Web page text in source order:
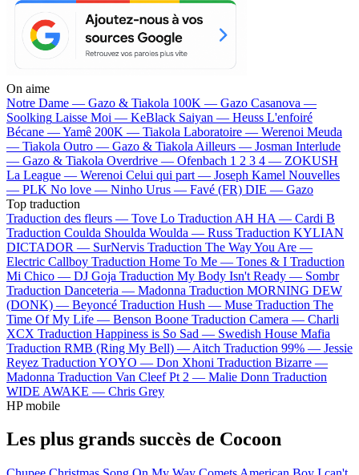
On aime
Notre Dame — Gazo & Tiakola 100K — Gazo Casanova —
Soolking Laisse Moi — KeBlack Saiyan — Heuss L'enfoiré
Bécane —Yamê 200K — Tiakola Laboratoire — Werenoi Meuda
— Tiakola Outro — Gazo & Tiakola Ailleurs — Josman Interlude
— Gazo & Tiakola Overdrive — Ofenbach 1 2 3 4 — ZOKUSH
La League — Werenoi Celui qui part — Joseph Kamel Nouvelles
— PLK No love — Ninho Urus — Favé (FR) DIE — Gazo
Top traduction
Traduction des fleurs — Tove Lo Traduction AH HA — Cardi B
Traduction Coulda Shoulda Woulda — Russ Traduction KYLIAN
DICTADOR — SurNervis Traduction The Way You Are —
Electric Callboy Traduction Home To Me — Tones & I Traduction
Mi Chico — DJ Goja Traduction My Body Isn't Ready — Sombr
Traduction Danceteria — Madonna Traduction MORNING DEW
(DONK) — Beyoncé Traduction Hush — Muse Traduction The
Time Of My Life — Benson Boone Traduction Camera — Charli
XCX Traduction Happiness is So Sad — Swedish House Mafia
Traduction RMB (Ring My Bell) — Aitch Traduction 99% — Jessie
Reyez Traduction YOYO — Don Xhoni Traduction Bizarre —
Madonna Traduction Van Cleef Pt 2 — Malie Donn Traduction
WIDE AWAKE — Chris Grey
HP mobile
Les plus grands succès de Cocoon